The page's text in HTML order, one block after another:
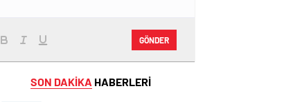
GÖNDER
SON DAKİKA HABERLERİ